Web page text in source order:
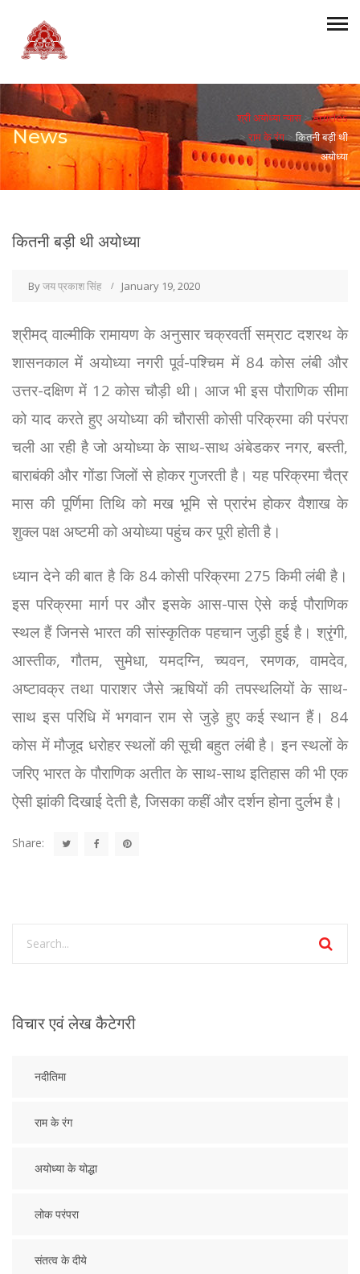
News
श्री अयोध्या न्यास>Articles
> राम के रंग>कितनी बड़ी थी
अयोध्या
कितनी बड़ी थी अयोध्या
Byजय प्रकाश सिंह January 19, 2020
श्रीमद् वाल्मीकि रामायण के अनुसार चक्रवर्ती सम्राट दशरथ के
शासनकाल में अयोध्या नगरी पूर्व-पश्चिम में 84 कोस लंबी और
उत्तर-दक्षिण में 12 कोस चौड़ी थी। आज भी इस पौराणिक सीमा
को याद करते हुए अयोध्या की चौरासी कोसी परिक्रमा की परंपरा
चली आ रही है जो अयोध्या के साथ-साथ अंबेडकर नगर, बस्ती,
बाराबंकी और गोंडा जिलों से होकर गुजरती है। यह परिक्रमा चैत्र
मास की पूर्णिमा तिथि को मख भूमि से प्रारंभ होकर वैशाख के
शुक्ल पक्ष अष्टमी को अयोध्या पहुंच कर पूरी होती है।
ध्यान देने की बात है कि 84 कोसी परिक्रमा 275 किमी लंबी है।
इस परिक्रमा मार्ग पर और इसके आस-पास ऐसे कई पौराणिक
स्थल हैं जिनसे भारत की सांस्कृतिक पहचान जुड़ी हुई है। श्रृंगी,
आस्तीक, गौतम, सुमेधा, यमदग्नि, च्यवन, रमणक, वामदेव,
अष्टावक्र तथा पाराशर जैसे ऋषियों की तपस्थलियों के साथ-
साथ इस परिधि में भगवान राम से जुड़े हुए कई स्थान हैं। 84
कोस में मौजूद धरोहर स्थलों की सूची बहुत लंबी है। इन स्थलों के
जरिए भारत के पौराणिक अतीत के साथ-साथ इतिहास की भी एक
ऐसी झांकी दिखाई देती है, जिसका कहीं और दर्शन होना दुर्लभ है।
Share:
विचार एवं लेख कैटेगरी
नदीतिमा
राम के रंग
अयोध्या के योद्धा
लोक परंपरा
संतत्व के दीये